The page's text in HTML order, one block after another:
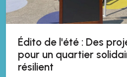
Édito de l'été : Des
pour un quartier
résilient